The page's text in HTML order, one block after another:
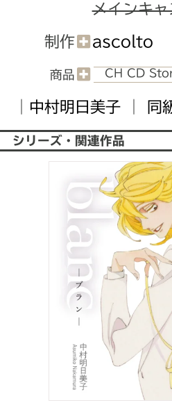
メインキ
制作 ascolto
商品 CH CD
中村明日美子｜ 同
シリーズ・関連作品